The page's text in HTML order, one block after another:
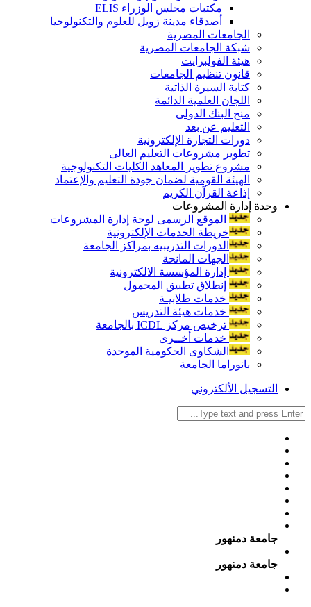
مكتبات مجلس الوزراء ELIS
أصدقاء مدينة زويل للعلوم والتكنولوجيا
الجامعات المصرية
شبكة الجامعات المصرية
هيئة الفولبرايت
قانون تنظيم الجامعات
كتابة السيرة الذاتية
اللجان العلمية الدائمة
منح البنك الدولى
التعليم عن بعد
دورات التجارة الإلكترونية
تطوير مشروعات التعليم العالى
مشروع تطوير المعاهد الكليات التكنولوجية
الهيئة القومية لضمان جودة التعليم والإعتماد
إذاعة القرآن الكريم
وحدة إدارة المشروعات
الموقع الرسمى لوحة إدارة المشروعات
خريطة الخدمات الإلكترونية
الدورات التدريبيه بمراكز الجامعة
الجهات المانحة
إدارة المؤسسة الالكترونية
إنطلاق تطبيق المحمول
خدمات طلابيـة
خدمات هيئة التدريس
ترخيص مركز ICDL بالجامعة
خدمات أخــرى
الشكاوى الحكومية الموحدة
بانوراما الجامعة
التسجيل الألكتروني
جامعة دمنهور
جامعة دمنهور